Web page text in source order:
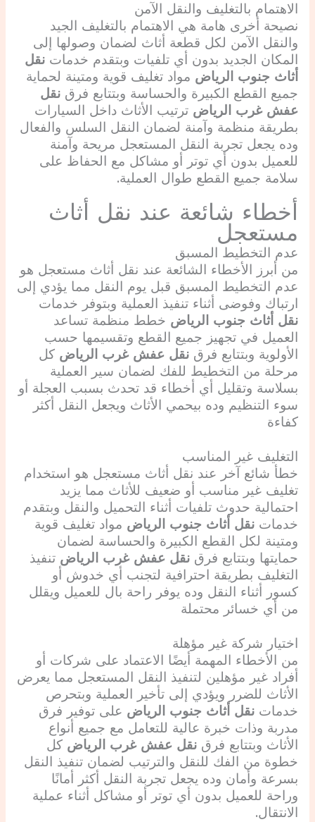
الاهتمام بالتغليف والنقل الآمن
نصيحة أخرى هامة هي الاهتمام بالتغليف الجيد
والنقل الآمن لكل قطعة أثاث لضمان وصولها إلى
المكان الجديد بدون أي تلفيات وبتقدم خدمات نقل
أثاث جنوب الرياض مواد تغليف قوية ومتينة لحماية
جميع القطع الكبيرة والحساسة وبتتابع فرق نقل
عفش غرب الرياض ترتيب الأثاث داخل السيارات
بطريقة منظمة وآمنة لضمان النقل السلس والفعال
وده يجعل تجربة النقل المستعجل مريحة وآمنة
للعميل بدون أي توتر أو مشاكل مع الحفاظ على
سلامة جميع القطع طوال العملية.
أخطاء شائعة عند نقل أثاث
مستعجل
عدم التخطيط المسبق
من أبرز الأخطاء الشائعة عند نقل أثاث مستعجل هو
عدم التخطيط المسبق قبل يوم النقل مما يؤدي إلى
ارتباك وفوضى أثناء تنفيذ العملية وبتوفر خدمات
نقل أثاث جنوب الرياض خطط منظمة تساعد
العميل في تجهيز جميع القطع وتقسيمها حسب
الأولوية وبتتابع فرق نقل عفش غرب الرياض كل
مرحلة من التخطيط للفك لضمان سير العملية
بسلاسة وتقليل أي أخطاء قد تحدث بسبب العجلة أو
سوء التنظيم وده بيحمي الأثاث ويجعل النقل أكثر
كفاءة
التغليف غير المناسب
خطأ شائع آخر عند نقل أثاث مستعجل هو استخدام
تغليف غير مناسب أو ضعيف للأثاث مما يزيد
احتمالية حدوث تلفيات أثناء التحميل والنقل وبتقدم
خدمات نقل أثاث جنوب الرياض مواد تغليف قوية
ومتينة لكل القطع الكبيرة والحساسة لضمان
حمايتها وبتتابع فرق نقل عفش غرب الرياض تنفيذ
التغليف بطريقة احترافية لتجنب أي خدوش أو
كسور أثناء النقل وده يوفر راحة بال للعميل ويقلل
من أي خسائر محتملة
اختيار شركة غير مؤهلة
من الأخطاء المهمة أيضًا الاعتماد على شركات أو
أفراد غير مؤهلين لتنفيذ النقل المستعجل مما يعرض
الأثاث للضرر ويؤدي إلى تأخير العملية وبتحرص
خدمات نقل أثاث جنوب الرياض على توفير فرق
مدربة وذات خبرة عالية للتعامل مع جميع أنواع
الأثاث وبتتابع فرق نقل عفش غرب الرياض كل
خطوة من الفك للنقل والترتيب لضمان تنفيذ النقل
بسرعة وأمان وده يجعل تجربة النقل أكثر أمانًا
وراحة للعميل بدون أي توتر أو مشاكل أثناء عملية
الانتقال.